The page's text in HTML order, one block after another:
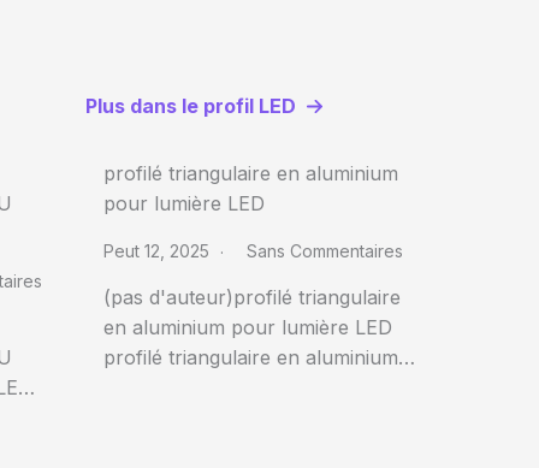
Plus dans le profil LED
profilé triangulaire en aluminium
pour lumière LED
Peut 12, 2025 Sans Commentaires
(pas d'auteur)profilé triangulaire
en aluminium pour lumière LED
profilé triangulaire en aluminium…